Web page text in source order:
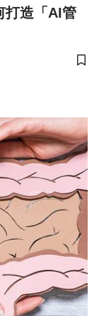
打造「AI管
儲